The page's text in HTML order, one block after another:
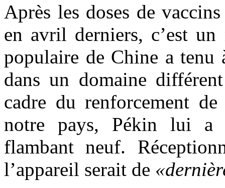
Après les doses de
en avril derniers, c’est
populaire de Chine a
dans un domaine
cadre du renforcement
notre pays, Pékin lui a
flambant neuf.
l’appareil serait de